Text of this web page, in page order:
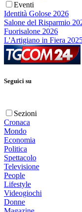
Eventi
Identità Golose 2026
Salone del Risparmio
Fuorisalone 2026
L'Artigiano in Fiera
Seguici su
Sezioni
Cronaca
Mondo
Economia
Politica
Spettacolo
Televisione
People
Lifestyle
Videogiochi
Donne